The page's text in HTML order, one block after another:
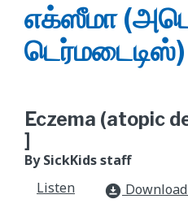
எக்ஸீமா
டெர்மடைடிஸ்)
Eczema (atopic
]
By SickKids staff
Listen
download_for_offline